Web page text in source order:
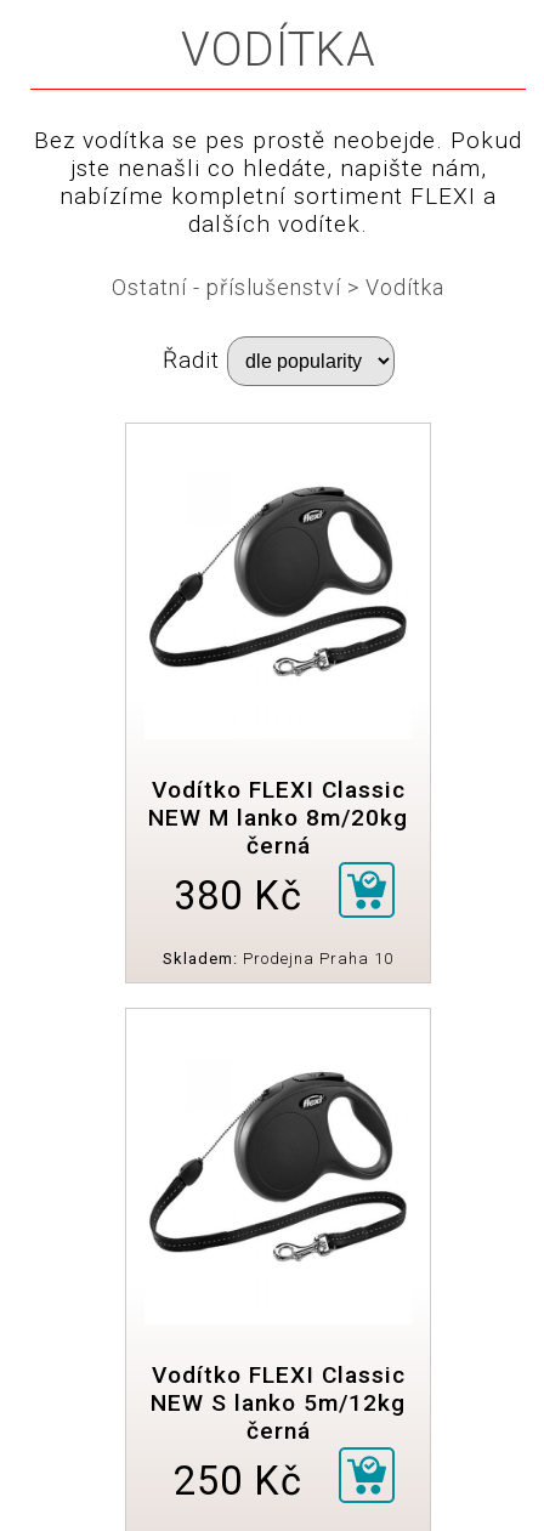
VODÍTKA
Bez vodítka se pes prostě neobejde. Pokud
jste nenašli co hledáte, napište nám,
nabízíme kompletní sortiment FLEXI a
dalších vodítek.
Ostatní - příslušenství > Vodítka
Řadit
Vodítko FLEXI Classic
NEW M lanko 8m/20kg
černá
380 Kč
Skladem: Prodejna Praha 10
Vodítko FLEXI Classic
NEW S lanko 5m/12kg
černá
250 Kč